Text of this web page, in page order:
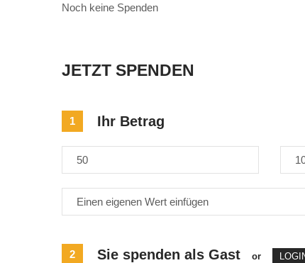
Noch keine Spenden
JETZT SPENDEN
1 Ihr Betrag
2 Sie spenden als Gast or